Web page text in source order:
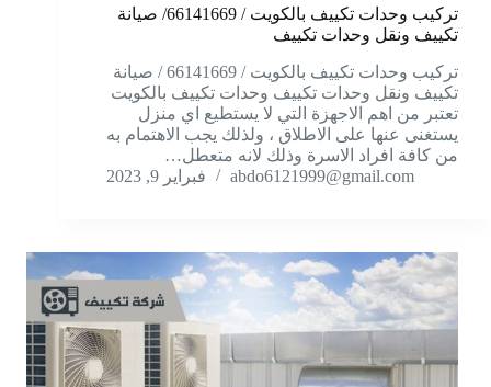
تركيب وحدات تكييف بالكويت / 66141669/ صيانة
تكييف ونقل وحدات تكييف
تركيب وحدات تكييف بالكويت / 66141669 / صيانة
تكييف ونقل وحدات تكييف وحدات تكييف بالكويت
تعتبر من اهم الاجهزة التي لا يستطيع اي منزل
يستغنى عنها على الاطلاق ، ولذلك يجب الاهتمام به
من كافة افراد الاسرة وذلك لانه متعطل…
abdo6121999@gmail.com
فبراير 9, 2023